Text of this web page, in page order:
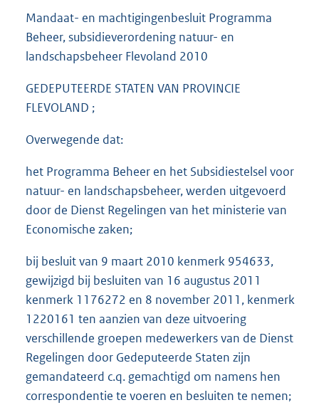
Mandaat- en machtigingenbesluit Programma
Beheer, subsidieverordening natuur- en
landschapsbeheer Flevoland 2010
GEDEPUTEERDE STATEN VAN PROVINCIE
FLEVOLAND ;
Overwegende dat:
het Programma Beheer en het Subsidiestelsel voor
natuur- en landschapsbeheer, werden uitgevoerd
door de Dienst Regelingen van het ministerie van
Economische zaken;
bij besluit van 9 maart 2010 kenmerk 954633,
gewijzigd bij besluiten van 16 augustus 2011
kenmerk 1176272 en 8 november 2011, kenmerk
1220161 ten aanzien van deze uitvoering
verschillende groepen medewerkers van de Dienst
Regelingen door Gedeputeerde Staten zijn
gemandateerd c.q. gemachtigd om namens hen
correspondentie te voeren en besluiten te nemen;